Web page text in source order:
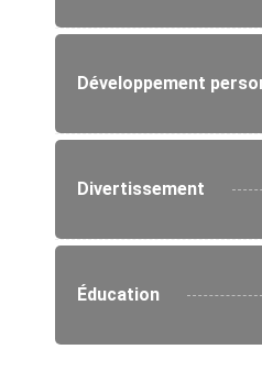
Développement
Divertissement
Éducation